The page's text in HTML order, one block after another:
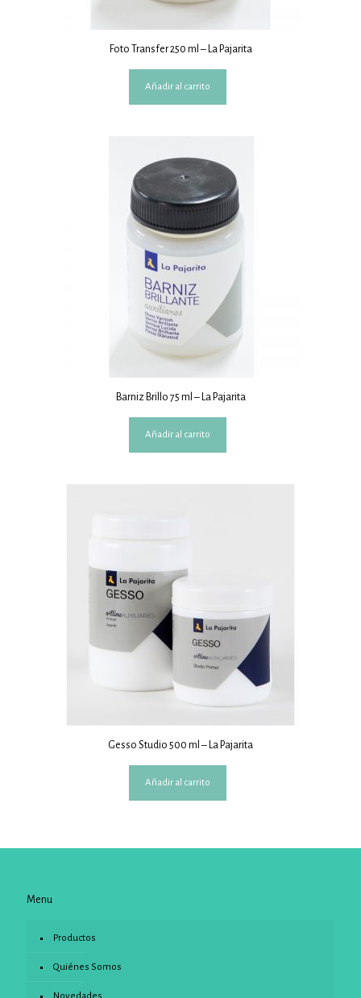
Foto Transfer 250 ml – La Pajarita
Añadir al carrito
Barniz Brillo 75 ml – La Pajarita
Añadir al carrito
Gesso Studio 500 ml – La Pajarita
Añadir al carrito
Menu
Productos
Quiénes Somos